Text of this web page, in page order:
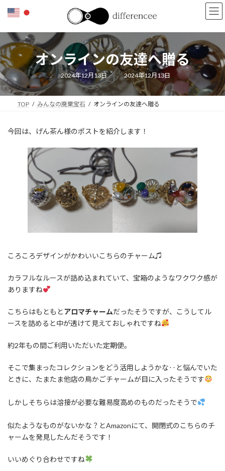
ン
ツ
へ
ス
キ
ッ
プ
ー
シ
ョ
ン
に
移
動
オンラインの友達へ贈る
2024年12月13日
最
終
更
新
時
2024年12月13日
TOP みんなの廃棄宝石 オンラインの友達へ贈る
今回は、げん茶ん様のポストを紹介します！
ころころデザインがかわいいこちらのチャーム♫
カラフルなルースが詰め込まれていて、宝箱のようなワクワク感が
ありますね
こちらはもともとアロマチャームだったそうですが、こうしてル
ースを詰めると中が透けて見えておしゃれですね
約2年もの間ご利用いただいた定期便。
そこで集まったコレクションをどう活用しようかな‥と悩んでいた
ときに、たまたま他店の鳥かごチャームが目に入ったそうです
しかしそちらは溶接が必要な難易度高めのものだったそうで
似たようなものがないかな？とAmazonにて、開閉式のこちらのチ
ャームを発見したんだそうです！
いいめぐり合わせですね